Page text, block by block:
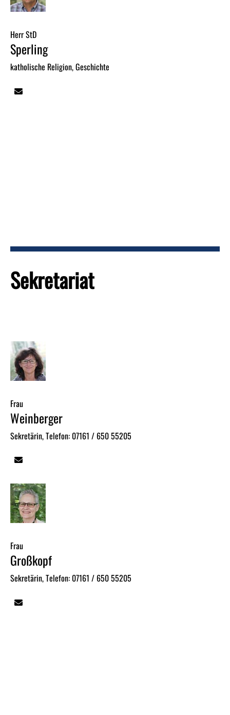
Herr StD
Sperling
katholische Religion, Geschichte
Sekretariat
Frau
Weinberger
Sekretärin, Telefon: 07161 / 650 55205
Frau
Großkopf
Sekretärin, Telefon: 07161 / 650 55205